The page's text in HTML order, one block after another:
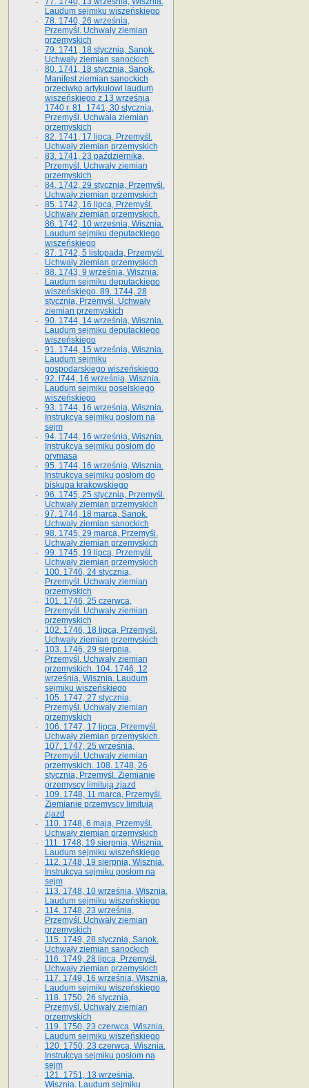
Laudum sejmiku wiszeńskiego
78. 1740, 26 września,
Przemyśl. Uchwały ziemian
przemyskich
79. 1741, 18 stycznia, Sanok.
Uchwały ziemian sanockich
80. 1741, 18 stycznia, Sanok.
Manifest ziemian sanockich
przeciwko artykułowi laudum
wiszeńskiego z 13 wrze­śnia
1740 r. 81. 1741, 30 stycznia,
Przemyśl. Uchwała ziemian
przemyskich
82. 1741, 17 lipca, Przemyśl.
Uchwały ziemian przemyskich
83. 1741, 23 października,
Przemyśl. Uchwały ziemian
przemyskich
84. 1742, 29 stycznia, Przemyśl.
Uchwały ziemian przemyskich
85. 1742, 16 lipca, Przemyśl.
Uchwały ziemian przemyskich.
86. 1742, 10 września, Wisznia.
Laudum sejmiku deputackiego
wiszeńskiego
87. 1742, 5 listopada, Przemyśl.
Uchwały ziemian przemyskich
88. 1743, 9 września, Wisznia.
Laudum sejmiku deputackiego
wiszeńskiego. 89. 1744, 28
stycznia, Przemyśl. Uchwały
ziemian przemyskich
90. 1744, 14 września, Wisznia.
Laudum sejmiku deputackiego
wiszeńskiego
91. 1744, 15 września, Wisznia.
Laudum sejmiku
gospodarskiego wiszeńskiego
92. l744, 16 września, Wisznia.
Laudum sejmiku poselskiego
wiszeńskiego
93. 1744, 16 września, Wisznia.
Instrukcya sejmiku posłom na
sejm
94. 1744, 16 września, Wisznia.
Instrukcya sejmiku posłom do
prymasa
95. 1744, 16 września, Wisznia.
Instrukcya sejmiku posłom do
biskupa krakowskiego
96. 1745, 25 stycznia, Przemyśl.
Uchwały ziemian przemyskich
97. 1744, 18 marca, Sanok.
Uchwały ziemian sanockich
98. 1745, 29 marca, Przemyśl.
Uchwały ziemian przemyskich
99. 1745, 19 lipca, Przemyśl.
Uchwały ziemian przemyskich
100. 1746, 24 stycznia,
Przemyśl. Uchwały ziemian
przemyskich
101. 1746, 25 czerwca,
Przemyśl. Uchwały ziemian
przemyskich
102. 1746, 18 lipca, Przemyśl.
Uchwały ziemian przemyskich
103. 1746, 29 sierpnia,
Przemyśl. Uchwały ziemian
przemyskich. 104. 1746, 12
września, Wisznia. Laudum
sejmiku wiszeńskiego
105. 1747, 27 stycznia,
Przemyśl. Uchwały ziemian
przemyskich
106. 1747, 17 lipca, Przemyśl.
Uchwały ziemian przemyskich.
107. 1747, 25 września,
Przemyśl. Uchwały ziemian
przemyskich. 108. 1748, 26
stycznia, Przemyśl. Ziemianie
przemyscy limitują zjazd
109. 1748, 11 marca, Przemyśl.
Ziemianie przemyscy limitują
zjazd
110. 1748, 6 maja, Przemyśl.
Uchwały ziemian przemyskich
111. 1748, 19 sierpnia, Wisznia.
Laudum sejmiku wiszeńskiego
112. 1748, 19 sierpnia, Wisznia.
Instrukcya sejmiku posłom na
sejm
113. 1748, 10 września, Wisznia.
Laudum sejmiku wiszeńskiego
114. 1748, 23 września,
Przemyśl. Uchwały ziemian
przemyskich
115. 1749, 28 stycznia, Sanok.
Uchwały ziemian sanockich
116. 1749, 28 lipca, Przemyśl.
Uchwały ziemian przemyskich
117. 1749, 16 września, Wisznia.
Laudum sejmiku wiszeńskiego
118. 1750, 26 stycznia,
Przemyśl. Uchwały ziemian
przemyskich
119. 1750, 23 czerwca, Wisznia.
Laudum sejmiku wiszeńskiego
120. 1750, 23 czerwca, Wisznia.
Instrukcya sejmiku posłom na
sejm
121. 1751, 13 września,
Wisznia. Laudum sejmiku